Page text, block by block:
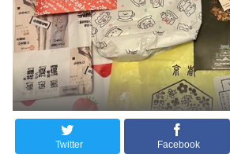
Twitter Facebook